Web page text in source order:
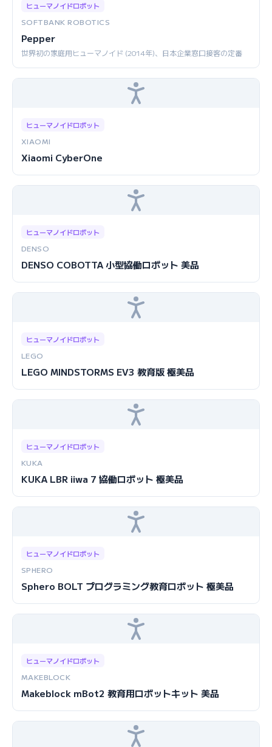
ヒューマノイドロボット
SOFTBANK ROBOTICS
Pepper
世界初の家庭用ヒューマノイド (2014年)、日本企業窓口接客の定番
ヒューマノイドロボット
XIAOMI
Xiaomi CyberOne
ヒューマノイドロボット
DENSO
DENSO COBOTTA 小型協働ロボット 美品
ヒューマノイドロボット
LEGO
LEGO MINDSTORMS EV3 教育版 極美品
ヒューマノイドロボット
KUKA
KUKA LBR iiwa 7 協働ロボット 極美品
ヒューマノイドロボット
SPHERO
Sphero BOLT プログラミング教育ロボット 極美品
ヒューマノイドロボット
MAKEBLOCK
Makeblock mBot2 教育用ロボットキット 美品